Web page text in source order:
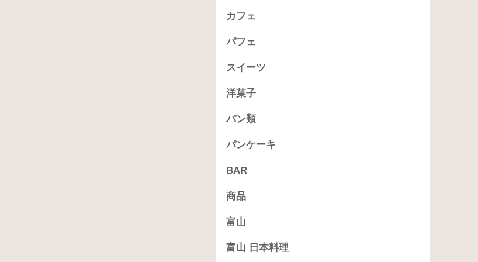
カフェ
パフェ
スイーツ
洋菓子
パン類
パンケーキ
BAR
商品
富山
富山 日本料理